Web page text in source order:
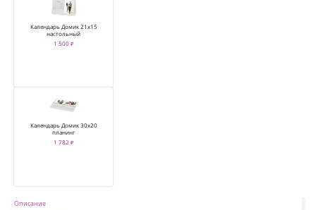
Календарь Домик 21х15
настольный
1 500 ₽
Календарь Домик 30х20
планинг
1 782 ₽
Описание